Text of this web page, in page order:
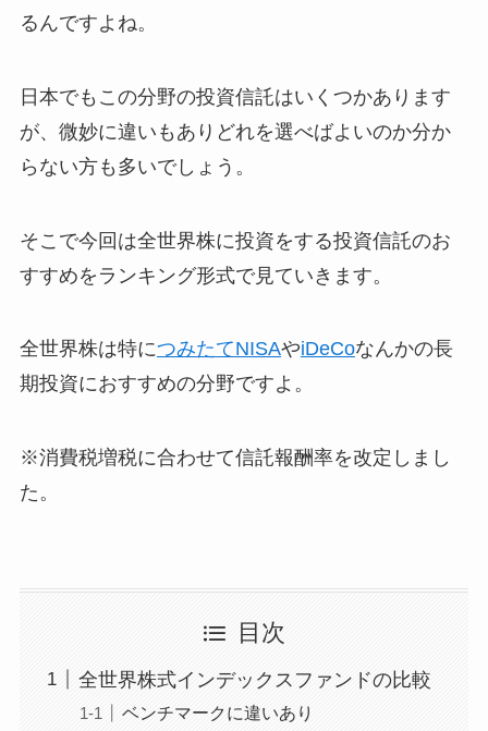
るんですよね。
日本でもこの分野の投資信託はいくつかあります
が、微妙に違いもありどれを選べばよいのか分か
らない方も多いでしょう。
そこで今回は全世界株に投資をする投資信託のお
すすめをランキング形式で見ていきます。
全世界株は特につみたてNISAやiDeCoなんかの長
期投資におすすめの分野ですよ。
※消費税増税に合わせて信託報酬率を改定しまし
た。
目次
全世界株式インデックスファンドの比較
ベンチマークに違いあり